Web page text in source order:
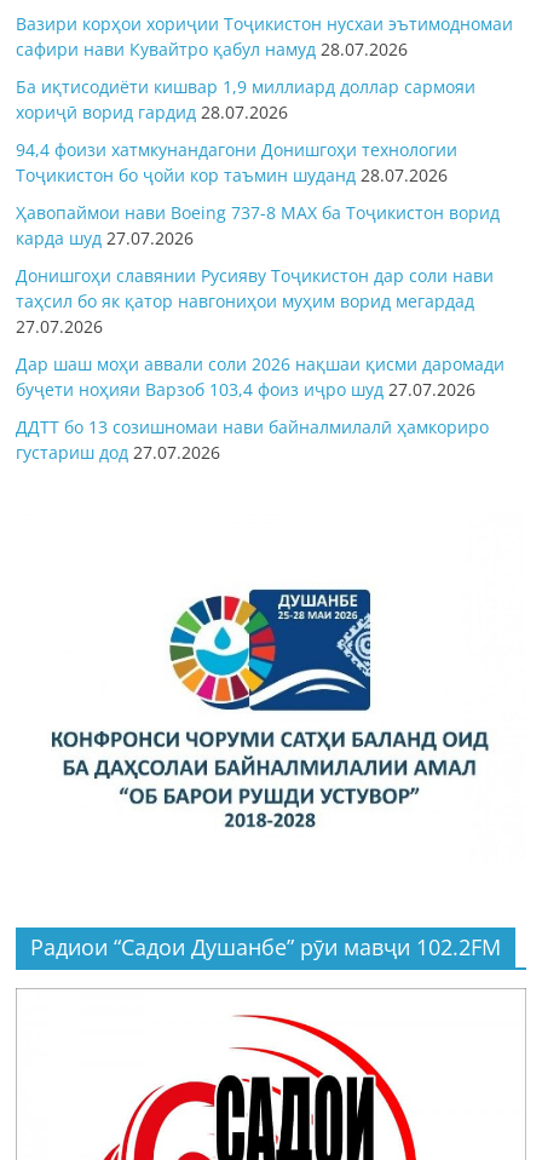
Вазири корҳои хориҷии Тоҷикистон нусхаи эътимодномаи
сафири нави Кувайтро қабул намуд 28.07.2026
Ба иқтисодиёти кишвар 1,9 миллиард доллар сармояи
хориҷӣ ворид гардид 28.07.2026
94,4 фоизи хатмкунандагони Донишгоҳи технологии
Тоҷикистон бо ҷойи кор таъмин шуданд 28.07.2026
Ҳавопаймои нави Boeing 737-8 MAX ба Тоҷикистон ворид
карда шуд 27.07.2026
Донишгоҳи славянии Русияву Тоҷикистон дар соли нави
таҳсил бо як қатор навгониҳои муҳим ворид мегардад
27.07.2026
Дар шаш моҳи аввали соли 2026 нақшаи қисми даромади
буҷети ноҳияи Варзоб 103,4 фоиз иҷро шуд 27.07.2026
ДДТТ бо 13 созишномаи нави байналмилалӣ ҳамкориро
густариш дод 27.07.2026
Радиои “Садои Душанбе” рӯи мавҷи 102.2FM